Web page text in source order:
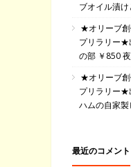
ブオイル漬
★オリーブ創
プリラリー
の部 ￥850
★オリーブ創
プリラリー★
ハムの自家製
最近のコメント